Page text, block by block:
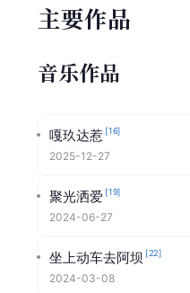
主要作品
音乐作品
嘎玖达惹 [16]
2025-12-27
聚光洒爱 [19]
2024-06-27
坐上动车去阿坝 [22]
2024-03-08